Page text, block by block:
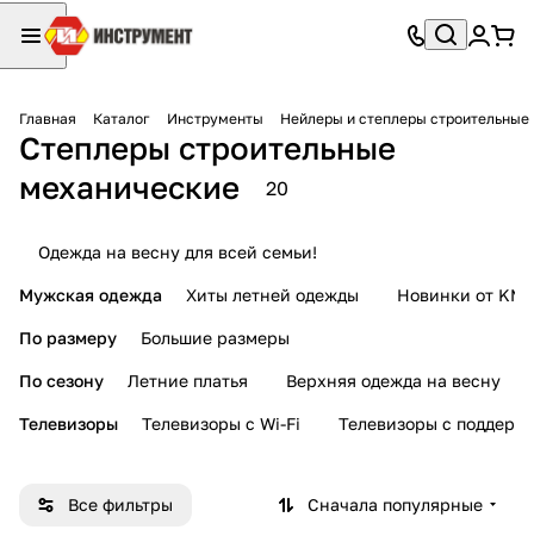
Главная Каталог Инструменты Нейлеры и степлеры строительные
Степлеры строительные
механические
20
Одежда на весну для всей семьи!
Мужская одежда Хиты летней одежды Новинки от KMI
По размеру Большие размеры
По сезону Летние платья Верхняя одежда на весну
Телевизоры Телевизоры с Wi-Fi Телевизоры с
Все фильтры Сначала популярные